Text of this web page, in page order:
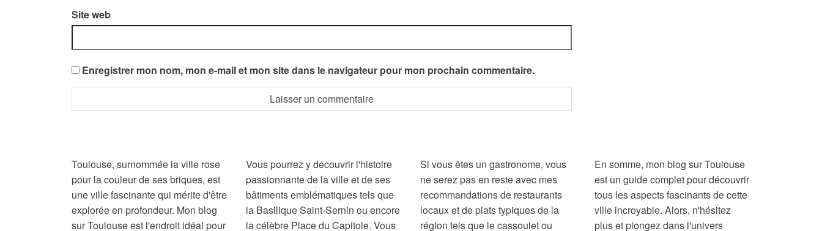
Site web
Enregistrer mon nom, mon e-mail et mon site dans le navigateur pour mon prochain commentaire.
Toulouse, surnommée la ville rose
pour la couleur de ses briques, est
une ville fascinante qui mérite d'être
explorée en profondeur. Mon blog
sur Toulouse est l'endroit idéal pour
Vous pourrez y découvrir l'histoire
passionnante de la ville et de ses
bâtiments emblématiques tels que
la Basilique Saint-Sernin ou encore
la célèbre Place du Capitole. Vous
Si vous êtes un gastronome, vous
ne serez pas en reste avec mes
recommandations de restaurants
locaux et de plats typiques de la
région tels que le cassoulet ou
En somme, mon blog sur Toulouse
est un guide complet pour découvrir
tous les aspects fascinants de cette
ville incroyable. Alors, n'hésitez
plus et plongez dans l'univers